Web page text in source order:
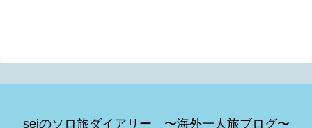
seiのソロ旅ダイアリー 〜海外一人旅ブログ〜